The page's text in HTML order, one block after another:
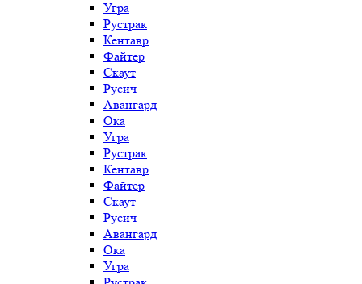
Угра
Рустрак
Кентавр
Файтер
Скаут
Русич
Авангард
Ока
Угра
Рустрак
Кентавр
Файтер
Скаут
Русич
Авангард
Ока
Угра